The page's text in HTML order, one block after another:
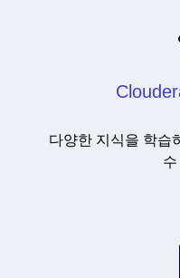
다양한 지식을 학습